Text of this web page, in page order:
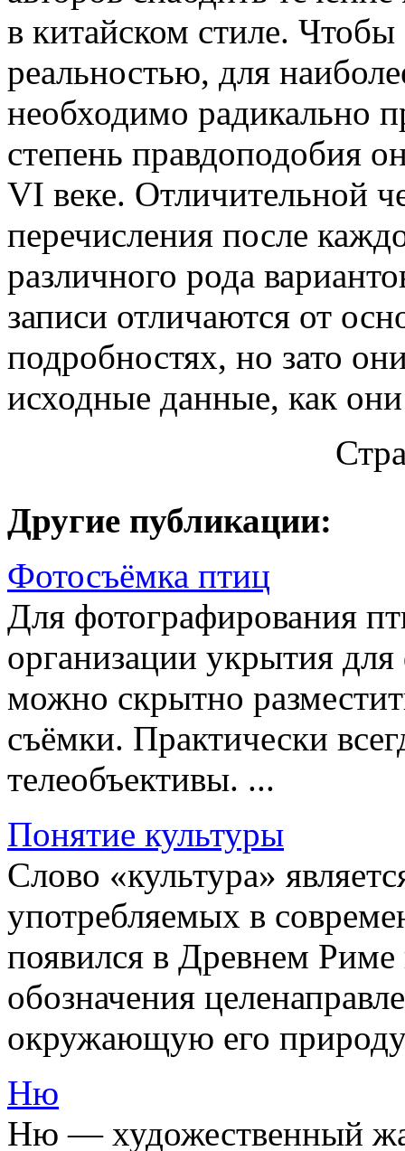
в китайском стиле.
реальностью, для
необходимо радикально
степень правдоподобия
VI веке. Отличительной
перечисления после
различного рода
записи отличаются от
подробностях, но зато
исходные данные, как
Другие публикации:
Фотосъёмка птиц
Для фотографирования
организации укрытия
можно скрытно
съёмки. Практически
телеобъективы. ...
Понятие культуры
Слово «культура»
употребляемых в
появился в Древнем
обозначения
окружающую его
Ню
Ню — художественный